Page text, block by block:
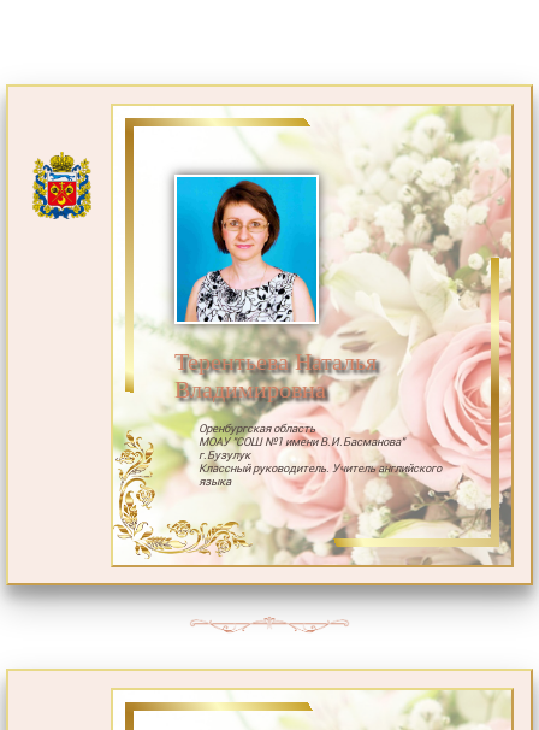
Терентьева Наталья
Владимировна
Оренбургская область
МОАУ "СОШ №1 имени В.И.Басманова"
г.Бузулук
Классный руководитель. Учитель английского
языка